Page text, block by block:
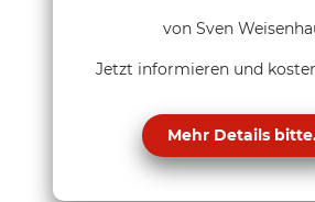
von Sven
Jetzt informieren und
Mehr Details